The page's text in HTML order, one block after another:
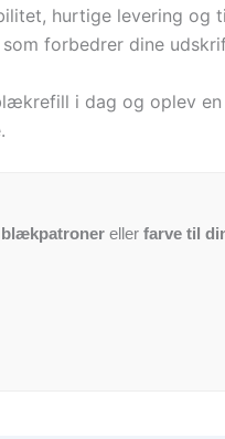
hurtige levering
forbedrer dine
i dag og oplev
blækpatroner eller farve til